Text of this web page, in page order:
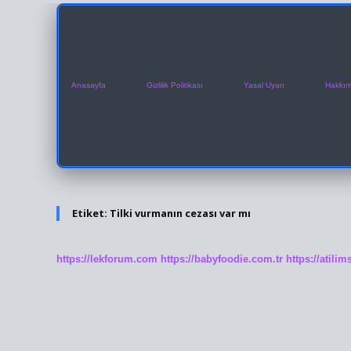
Anasayfa Gizlilik Politikası Yasal Uyarı
Etiket: Tilki vurmanın cezası var mı
https://lekforum.com https://babyfoodie.com.tr https://